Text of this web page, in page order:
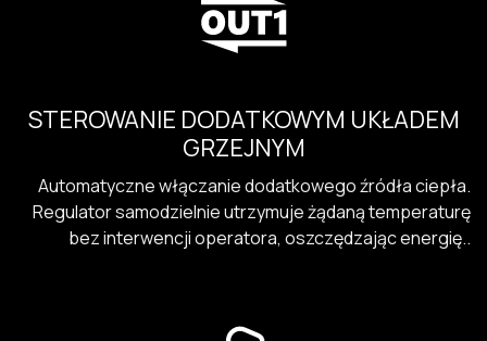
STEROWANIE DODATKOWYM UKŁADEM
GRZEJNYM
Automatyczne włączanie dodatkowego źródła ciepła.
Regulator samodzielnie utrzymuje żądaną temperaturę
bez interwencji operatora, oszczędzając energię..